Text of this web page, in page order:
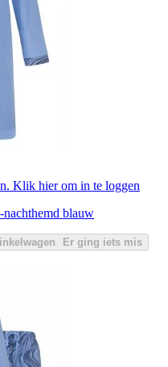
Klik hier om in te loggen
blauw
Er ging iets mis